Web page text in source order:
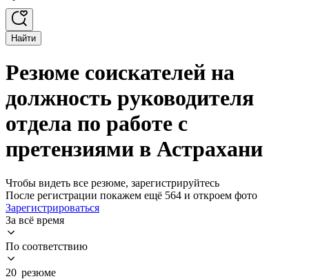
Найти
Резюме соискателей на
должность руководителя
отдела по работе с
претензиями в Астрахани
Чтобы видеть все резюме, зарегистрируйтесь
После регистрации покажем ещё 564 и откроем фото
Зарегистрироваться
За всё время
По соответствию
20 резюме